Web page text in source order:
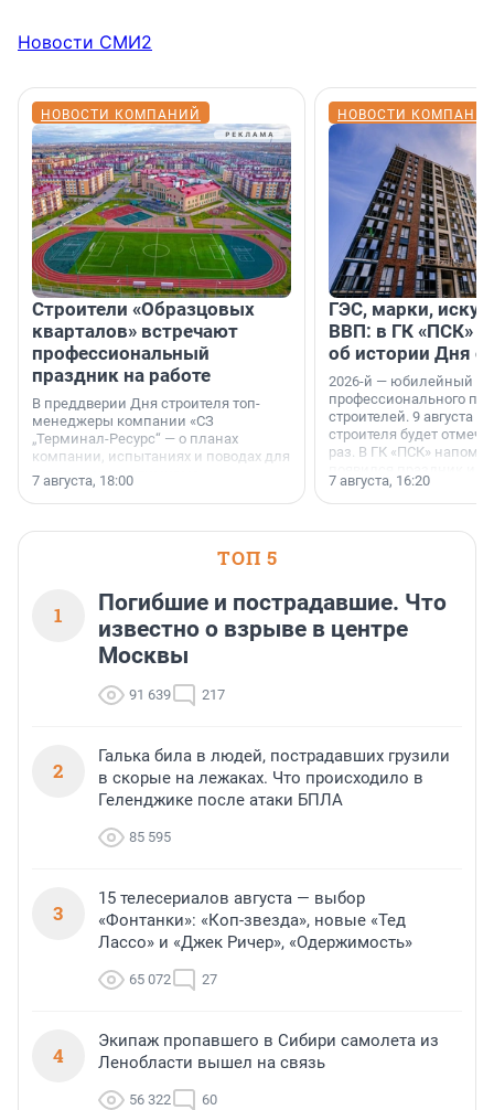
Новости СМИ2
НОВОСТИ КОМПАНИЙ
Строители «Образцовых
кварталов» встречают
профессиональный
праздник на работе
В преддверии Дня строителя топ-
менеджеры компании «СЗ
„Терминал-Ресурс“ — о планах
компании, испытаниях и поводах для
осторожного оптимизма.
7 августа, 18:00
НОВОСТИ
ГЭС, марки,
ВВП: в ГК «ПСК»
об истории Дня
2026-й — юбилейный
профессионального
строителей. 9 августа
строителя будет
раз. В ГК «ПСК»
поменялась роль
7 августа, 16:20
ТОП 5
1
Погибшие и пострадавшие. Что
известно о взрыве в центре
Москвы
91 639 217
2
Галька била в людей, пострадавших грузили
в скорые на лежаках. Что происходило в
Геленджике после атаки БПЛА
85 595
3
15 телесериалов августа — выбор
«Фонтанки»: «Коп-звезда», новые «Тед
Лассо» и «Джек Ричер», «Одержимость»
65 072 27
4
Экипаж пропавшего в Сибири самолета из
Ленобласти вышел на связь
56 322 60